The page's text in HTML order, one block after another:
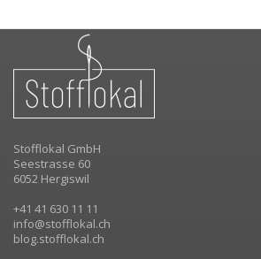
Stofflokal GmbH
Seestrasse 60
6052 Hergiswil
+41 41 630 11 11
info@stofflokal.ch
blog.stofflokal.ch